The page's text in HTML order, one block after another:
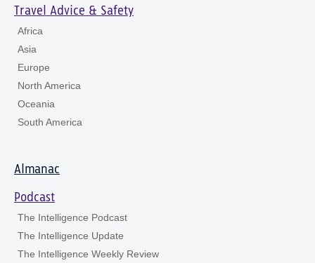
Travel Advice & Safety
Africa
Asia
Europe
North America
Oceania
South America
Almanac
Podcast
The Intelligence Podcast
The Intelligence Update
The Intelligence Weekly Review